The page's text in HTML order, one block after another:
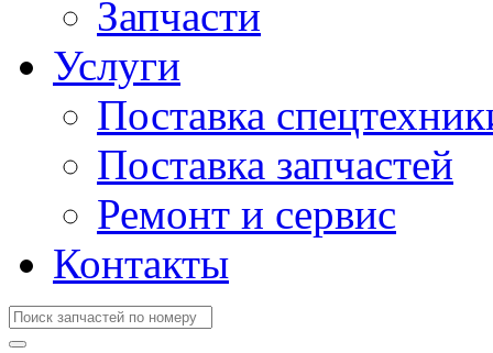
Запчасти
Услуги
Поставка
Поставка запчастей
Ремонт и сервис
Контакты